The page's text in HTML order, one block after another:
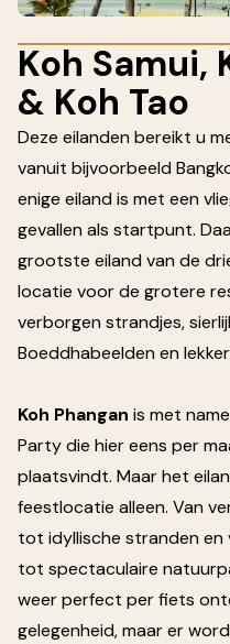
Koh Samui,
& Koh Tao
Deze eilanden bereikt u
vanuit bijvoorbeeld
enige eiland is met een
gevallen als startpunt.
grootste eiland van de
locatie voor de grotere
verborgen strandjes,
Boeddhabeelden en
Koh Phangan is met
Party die hier eens per
plaatsvindt. Maar het
feestlocatie alleen. Van
tot idyllische stranden en
tot spectaculaire
weer perfect per fiets
gelegenheid, maar er